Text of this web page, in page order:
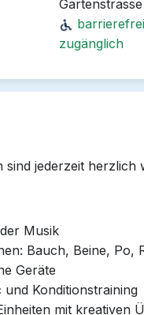
barrierefrei
zugänglich
sind jederzeit herzlich
Musik
Bauch, Beine, Po,
Geräte
Konditionstraining
mit kreativen